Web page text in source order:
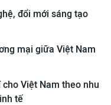
đổi mới sáng tạo
mại giữa Việt Nam
Việt Nam theo nhu
tế